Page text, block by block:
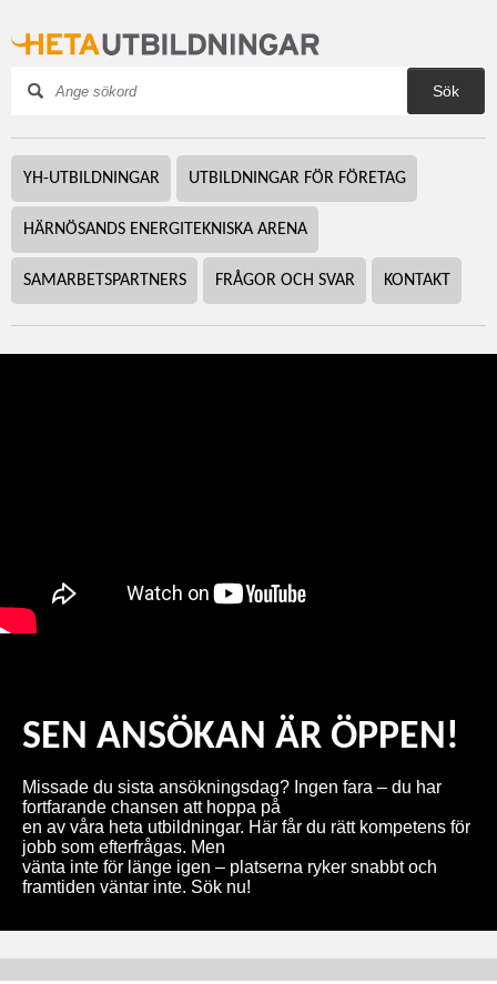
YH-UTBILDNINGAR UTBILDNINGAR FÖR FÖRETAG
HÄRNÖSANDS ENERGITEKNISKA ARENA
SAMARBETSPARTNERS FRÅGOR OCH SVAR KONTAKT
SEN ANSÖKAN ÄR ÖPPEN!
Missade du sista ansökningsdag? Ingen fara – du har
fortfarande chansen att hoppa på
en av våra heta utbildningar. Här får du rätt kompetens för
jobb som efterfrågas. Men
vänta inte för länge igen – platserna ryker snabbt och
framtiden väntar inte. Sök nu!